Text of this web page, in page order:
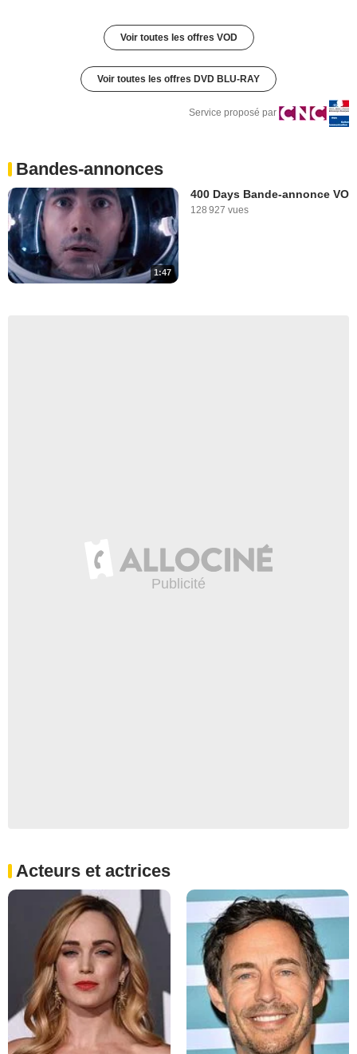
Voir toutes les offres VOD
Voir toutes les offres DVD BLU-RAY
Service proposé par
Bandes-annonces
1:47
400 Days Bande-annonce VO
128 927 vues
Acteurs et actrices